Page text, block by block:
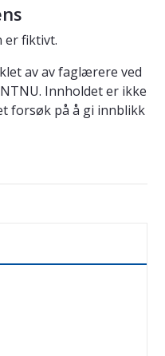
er fiktivt.
av av faglærere ved
Innholdet er ikke
forsøk på å gi innblikk